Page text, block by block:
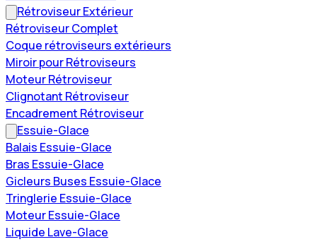
Rétroviseur Extérieur
Rétroviseur Complet
Coque rétroviseurs extérieurs
Miroir pour Rétroviseurs
Moteur Rétroviseur
Clignotant Rétroviseur
Encadrement Rétroviseur
Essuie-Glace
Balais Essuie-Glace
Bras Essuie-Glace
Gicleurs Buses Essuie-Glace
Tringlerie Essuie-Glace
Moteur Essuie-Glace
Liquide Lave-Glace